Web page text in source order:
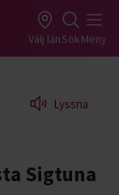
Välj länSökMeny
Lyssna
Sigtuna